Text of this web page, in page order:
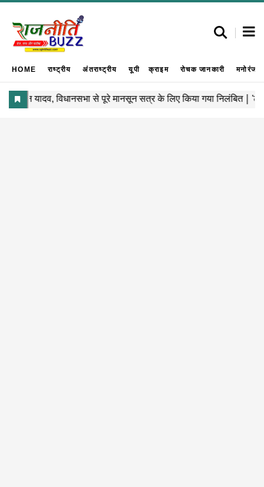
HOME राष्ट्रीय अंतराष्ट्रीय यूपी क्राइम रोचक जानकारी मनोरंजन